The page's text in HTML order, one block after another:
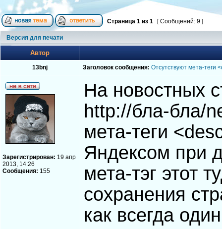
Страница 1 из 1 [ Сообщений: 9 ]
Версия для печати
Автор
13bnj Заголовок сообщения: Отсутствуют мета-теги
Зарегистрирован: 19 апр
2013, 14:26
Сообщения: 155
На новостных
http://бла-бла/
мета-теги
Яндексом при
мета-тэг этот
сохранения
как всегда